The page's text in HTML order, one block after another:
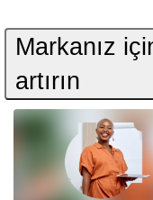
Markanız
artırın